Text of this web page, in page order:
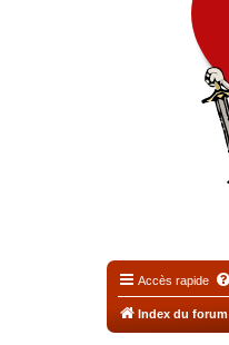
Accès rapide
Index du forum